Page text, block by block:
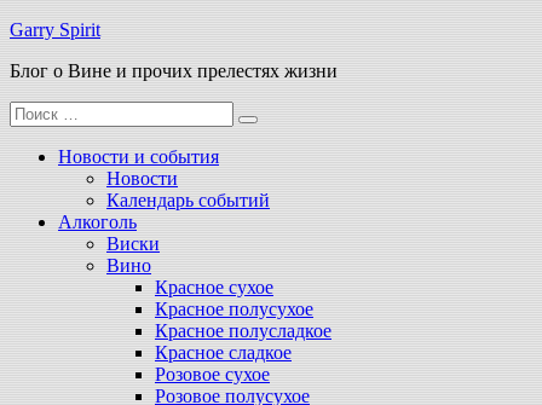
Перейти
содержимому
Garry Spirit
Блог о Вине и прочих прелестях жизни
Поиск
для:
Новости и события
Новости
Календарь событий
Алкоголь
Виски
Вино
Красное сухое
Красное полусухое
Красное полусладкое
Красное сладкое
Розовое сухое
Розовое полусухое